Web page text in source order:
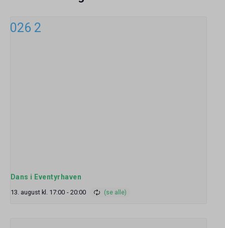
Dans i Eventyrhaven
13. august kl. 17:00 - 20:00